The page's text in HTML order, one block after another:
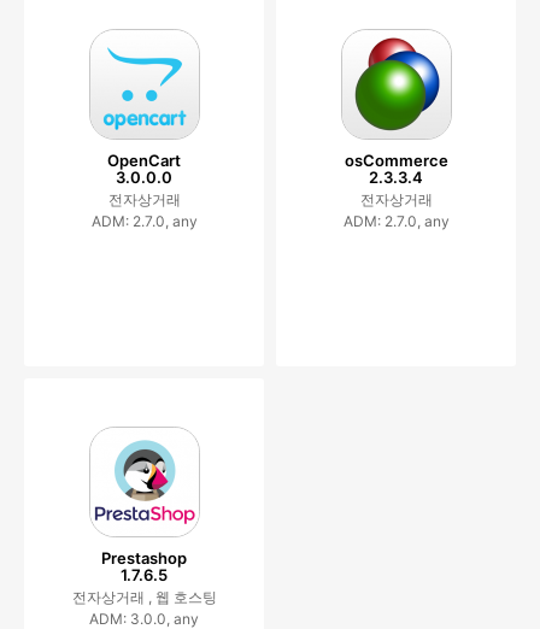
OpenCart
3.0.0.0
전자상거래
ADM: 2.7.0, any
osCommerce
2.3.3.4
전자상거래
ADM: 2.7.0, any
Prestashop
1.7.6.5
전자상거래 , 웹 호스팅
ADM: 3.0.0, any